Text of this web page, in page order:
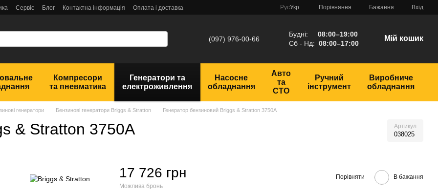
Сервіс Блог Контактна інформація
Оплата і доставка
РусУкр Порівняння Бажання Вхід
(097) 976-00-66
Будні: 08:00–19:00
Сб - Нд: 08:00–17:00
Мій кошик
Компресори
та пневматика
Генератори та
електроживлення
Насосне
обладнання
Авто
та
СТО
Ручний
інструмент
Виробниче
обладнання
генератори Бензинові генератори Briggs & Stratton Генератор бензиновий Briggs & Stratton 3750A
& Stratton 3750A Артикул
038025
17 726 грн
Можлива бронь
Порівняти В бажання